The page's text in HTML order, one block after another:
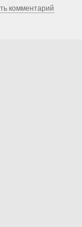
комментарий